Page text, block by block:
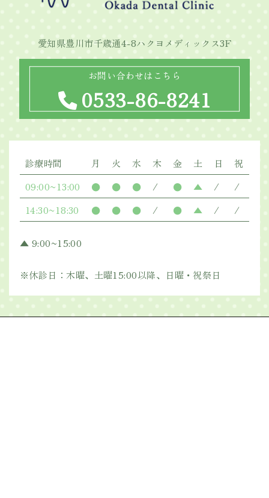
愛知県豊川市千歳通4-8ハクヨメディックス3F
お問い合わせはこちら
0533-86-8241
診療時間 月 火 水 木 金 土 日
祝
09:00~13:00
● ● ● / ● ▲ /
/
14:30~18:30
● ● ● / ● ▲ / /
▲ 9:00~15:00
※休診日：木曜、土曜15:00以降、日曜・祝祭日